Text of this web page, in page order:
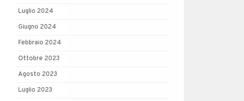
Luglio 2024
Giugno 2024
Febbraio 2024
Ottobre 2023
Agosto 2023
Luglio 2023